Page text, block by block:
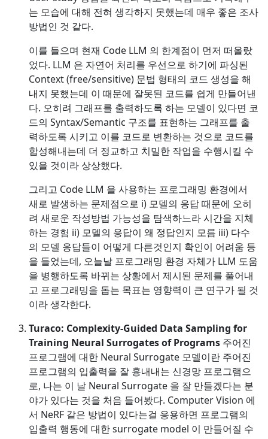
는 모습에 대해 전혀 생각하지 못했는데 매우 좋은 조사
방법인 것 같다.
이를 들으며 현재 Code LLM 의 한계점이 먼저 떠올랐
었다. LLM 은 자연어 처리를 우선으로 하기에 파싱된
Context (free/sensitive) 문법 형태의 코드 생성을 해
내지 못했는데 이 때문에 잘못된 코드를 쉽게 만들어낸
다. 오히려 그래프를 출력하도록 하는 모델이 있다면 코
드의 Syntax/Semantic 구조를 표현하는 그래프를 출
력하도록 시키고 이를 코드로 변환하는 것으로 코드를
합성해내는데 더 정교하고 치밀한 작업을 수행시킬 수
있을 것이라 상상했다.
그리고 Code LLM 을 사용하는 프로그래밍 환경에서
새로 발생하는 문제점으로 i) 모델의 응답 때문에 오히
려 새로운 작성방법 가능성을 탐색하느라 시간을 지체
하는 경험 ii) 모델의 응답이 왜 정답인지 모름 iii) 다수
의 모델 응답들이 어떻게 다른것인지 확인이 어려움 등
을 들었는데, 오늘날 프로그래밍 환경 자체가 LLM 도움
을 병행하도록 바뀌는 상황에서 제시된 문제를 풀어내
고 프로그래밍을 돕는 목표는 영향력이 큰 연구가 될 것
이라 생각한다.
Turaco: Complexity-Guided Data Sampling for
Training Neural Surrogates of Programs 주어진
프로그램에 대한 Neural Surrogate 모델이란 주어진
프로그램의 입출력을 잘 흉내내는 신경망 프로그램으
로, 나는 이 날 Neural Surrogate 을 잘 만들겠다는 분
야가 있다는 것을 처음 들어봤다. Computer Vision 에
서 NeRF 같은 방법이 있다는걸 응용하면 프로그램의
입출력 행동에 대한 surrogate model 이 만들어질 수